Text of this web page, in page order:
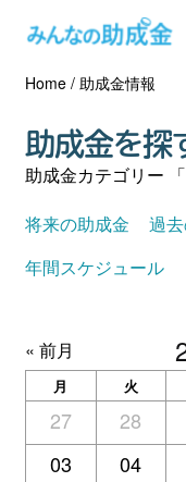
助成金を探す
士業の方へ
助成金コラム
専門家一覧
ダウンロード
Home/ 助成金情報
助成金を探
助成金カテゴリー
将来の助成金
過
年間スケジュール
« 前月
月 火
27 28
03
04